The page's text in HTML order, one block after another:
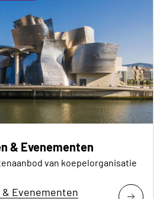
& Evenementen
van koepelorganisatie
& Evenementen